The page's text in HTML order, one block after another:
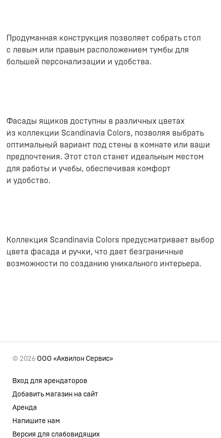
Продуманная конструкция позволяет собрать стол
с левым или правым расположением тумбы для
большей персонализации и удобства.
Фасады ящиков доступны в различных цветах
из коллекции Scandinavia Colors, позволяя выбрать
оптимальный вариант под стены в комнате или ваши
предпочтения. Этот стол станет идеальным местом
для работы и учебы, обеспечивая комфорт
и удобство.
Коллекция Scandinavia Colors предусматривает выбор
цвета фасада и ручки, что дает безграничные
возможности по созданию уникального интерьера.
© 2026 ООО «Аквилон Сервис»
Вход для арендаторов
Добавить магазин на сайт
Аренда
Напишите нам
Версия для слабовидящих